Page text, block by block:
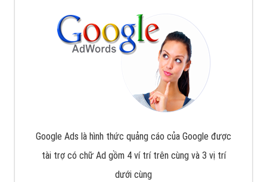
Google Ads là hình thức quảng cáo của Google được
tài trợ có chữ Ad gồm 4 ví trí trên cùng và 3 vị trí
dưới cùng